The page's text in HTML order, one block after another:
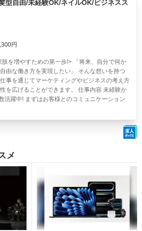
型自由/未経験OK/ネイルOK/ビジネスス
円
肢を増やすための第一歩!> 「将来、自分で何か
由な働き方を実現したい」 そんな想いを持つ
事を通じてマーケティングやビジネスの考え方
を広げることができます。 仕事内容 未経験か
活躍中! まずはお客様とのコミュニケーション
メ